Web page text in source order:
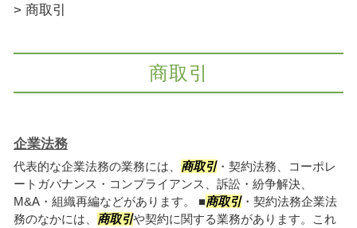
> 商取引
商取引
企業法務
代表的な企業法務の業務には、 商取引・契約法務、コーポレ
ートガバナンス・コンプライアンス、訴訟・紛争解決、
M&A・組織再編などがあります。 ■商取引・契約法務企業法
務のなかには、 商取引や契約に関する業務があります。これ